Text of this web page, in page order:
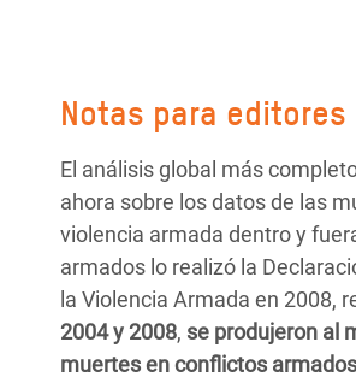
Notas para editores
El análisis global más
ahora sobre los datos de las
violencia armada dentro y
armados lo realizó la
la Violencia Armada en 2008,
2004 y 2008, se produjeron al
muertes en conflictos